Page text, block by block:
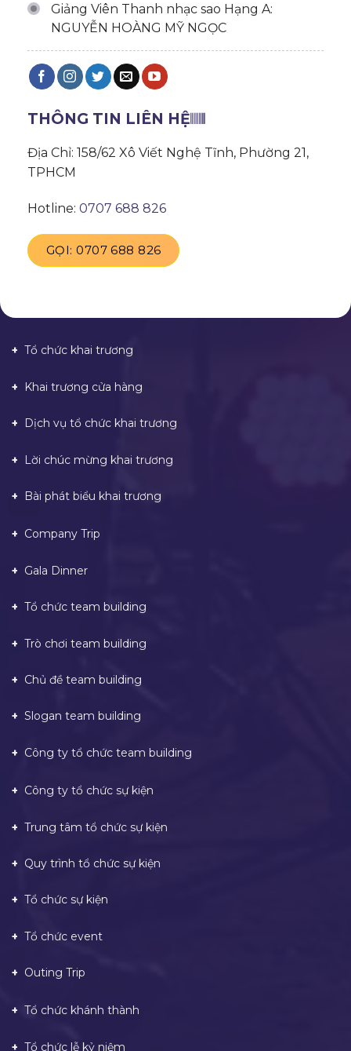
Giảng Viên Thanh nhạc sao Hạng A:
NGUYỄN HOÀNG MỸ NGỌC
THÔNG TIN LIÊN HỆ
Địa Chỉ: 158/62 Xô Viết Nghệ Tĩnh, Phường 21,
TPHCM
Hotline: 0707 688 826
GỌI: 0707 688 826
Tổ chức khai trương
Khai trương cửa hàng
Dịch vụ tổ chức khai trương
Lời chúc mừng khai trương
Bài phát biểu khai trương
Company Trip
Gala Dinner
Tổ chức team building
Trò chơi team building
Chủ đề team building
Slogan team building
Công ty tổ chức team building
Công ty tổ chức sự kiện
Trung tâm tổ chức sự kiện
Quy trình tổ chức sự kiện
Tổ chức sự kiện
Tổ chức event
Outing Trip
Tổ chức khánh thành
Tổ chức lễ kỷ niệm